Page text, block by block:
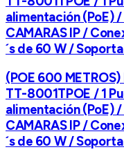
alimentación (PoE) /
CAMARAS IP /
´s de 60 W /
(POE 600
TT-8001TPOE / 1
alimentación (PoE) /
CAMARAS IP /
´s de 60 W /